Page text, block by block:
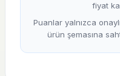
fiyat
Puanlar yalnızca
ürün şemasına